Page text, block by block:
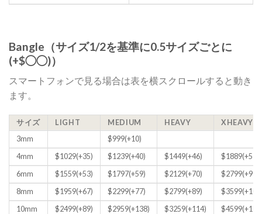
Bangle（サイズ1/2を基準に0.5サイズごとに
(+$◯◯)）
スマートフォンで見る場合は表を横スクロールすると動き
ます。
サイズ LIGHT MEDIUM HEAVY
XHEAVY
3mm
$999(+10)
4mm
$1029(+35) $1239(+40) $1449(+46)
$1889(+57)
6mm
$1559(+53) $1797(+59) $2129(+70)
$2799(+99)
8mm
$1959(+67) $2299(+77) $2799(+89)
10mm
$2499(+89) $2959(+138) $3259(+114)